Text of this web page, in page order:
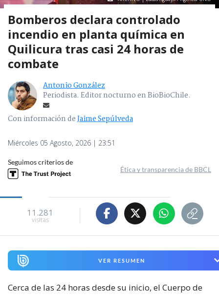
Bomberos declara controlado
incendio en planta química en
Quilicura tras casi 24 horas de
combate
Antonio González
Periodista. Editor nocturno en BioBioChile.
Con información deJaime Sepúlveda
Miércoles 05 Agosto, 2026 | 23:51
Seguimos criterios de
Ética y transparencia de BBCL
11.281
visitas
VER RESUMEN
Cerca de las 24 horas desde su inicio, el Cuerpo de